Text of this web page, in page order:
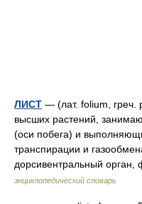
ЛИСТ — (лат. folium, греч.
высших растений,
(оси побега) и
транспирации и
дорсивентральный
энциклопедический словарь